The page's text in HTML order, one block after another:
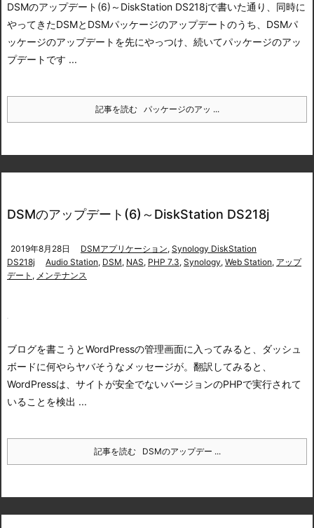
DSMのアップデート(6)～DiskStation DS218jで書いた通り、同時に
やってきたDSMとDSMパッケージのアップデートのうち、DSMパ
ッケージのアップデートを先にやっつけ、続いてパッケージのアッ
プデートです ...
記事を読む パッケージのアッ ...
DSMのアップデート(6)～DiskStation DS218j
2019年8月28日 DSMアプリケーション, Synology DiskStation
DS218j
Audio Station, DSM, NAS, PHP 7.3, Synology, Web Station, アップ
デート , メンテナンス
ブログを書こうとWordPressの管理画面に入ってみると、
ダッシュ
ボードに何やらヤバそうなメッセージが。翻訳してみると、
WordPressは、サイトが安全でないバージョンのPHPで実行されて
いることを検出 ...
記事を読む DSMのアップデー ...